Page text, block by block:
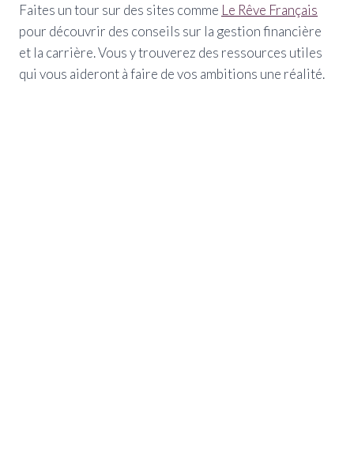
Faites un tour sur des sites comme Le Rêve Français
pour découvrir des conseils sur la gestion financière
et la carrière. Vous y trouverez des ressources utiles
qui vous aideront à faire de vos ambitions une réalité.